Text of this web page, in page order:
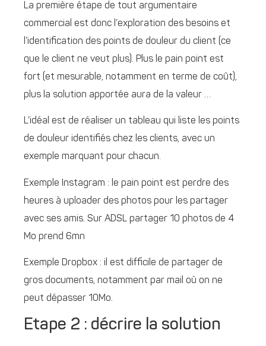
La première étape de tout argumentaire
commercial est donc l’exploration des besoins et
l’identification des points de douleur du client (ce
que le client ne veut plus). Plus le pain point est
fort (et mesurable, notamment en terme de coût),
plus la solution apportée aura de la valeur …
L’idéal est de réaliser un tableau qui liste les points
de douleur identifiés chez les clients, avec un
exemple marquant pour chacun.
Exemple Instagram : le pain point est perdre des
heures à uploader des photos pour les partager
avec ses amis. Sur ADSL partager 10 photos de 4
Mo prend 6mn
Exemple Dropbox : il est difficile de partager de
gros documents, notamment par mail où on ne
peut dépasser 10Mo.
Etape 2 : décrire la solution